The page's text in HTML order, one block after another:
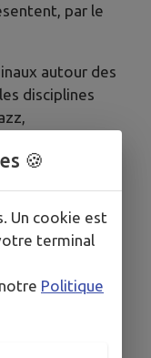
par le
autour des
disciplines
la pratique de
les orgues
de sons.
🍪
Un cookie est
terminal
Politique